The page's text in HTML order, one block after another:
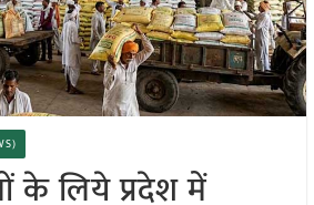
लिये प्रदेश में